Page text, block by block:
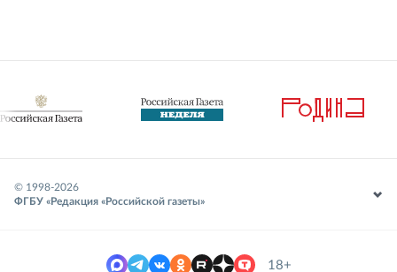
© 1998-2026
ФГБУ «Редакция «Российской газеты»
18+